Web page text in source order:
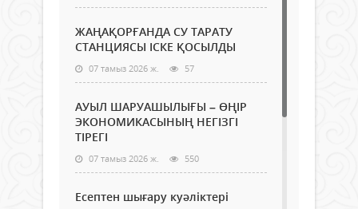
ЖАҢАҚОРҒАНДА СУ ТАРАТУ
СТАНЦИЯСЫ ІСКЕ ҚОСЫЛДЫ
07 тамыз 2026 ж. 57
АУЫЛ ШАРУАШЫЛЫҒЫ – ӨҢІР
ЭКОНОМИКАСЫНЫҢ НЕГІЗГІ
ТІРЕГІ
07 тамыз 2026 ж. 550
Есептен шығару куәліктері